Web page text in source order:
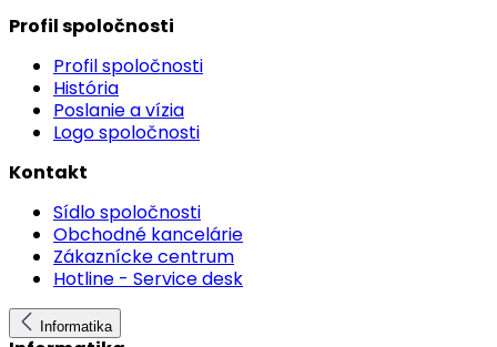
Profil spoločnosti
Profil spoločnosti
História
Poslanie a vízia
Logo spoločnosti
Kontakt
Sídlo spoločnosti
Obchodné kancelárie
Zákaznícke centrum
Hotline - Service desk
Informatika